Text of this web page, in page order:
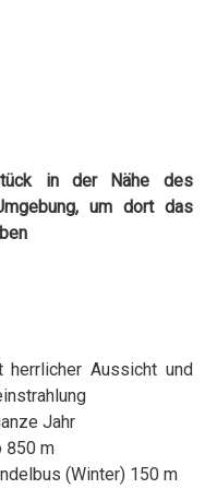
in der Nähe des
um dort das
herrlicher Aussicht und
Jahr
850 m
(Winter) 150 m